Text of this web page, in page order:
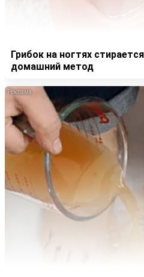
Грибок на ногтях
домашний метод